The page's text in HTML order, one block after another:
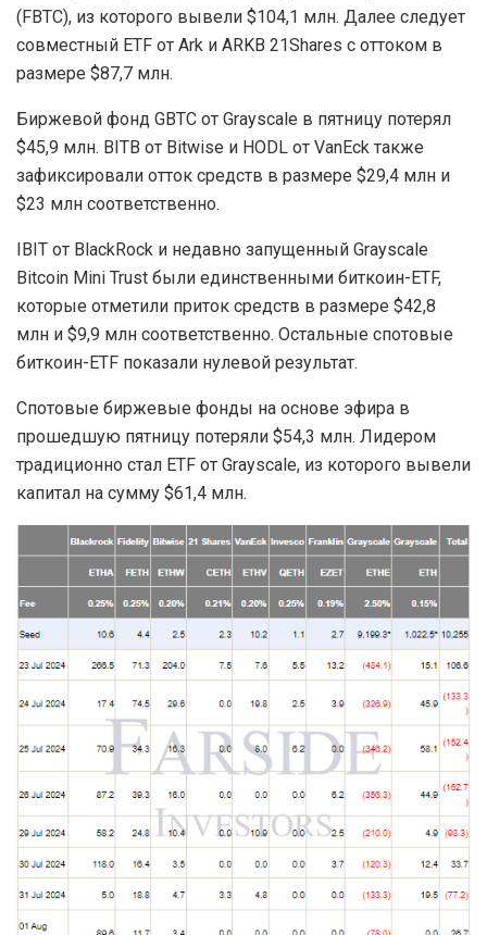
(FBTC), из которого вывели $104,1 млн. Далее следует
совместный ETF от Ark и ARKB 21Shares с оттоком в
размере $87,7 млн.
Биржевой фонд GBTC от Grayscale в пятницу потерял
$45,9 млн. BITB от Bitwise и HODL от VanEck также
зафиксировали отток средств в размере $29,4 млн и
$23 млн соответственно.
IBIT от BlackRock и недавно запущенный Grayscale
Bitcoin Mini Trust были единственными биткоин-ETF,
которые отметили приток средств в размере $42,8
млн и $9,9 млн соответственно. Остальные спотовые
биткоин-ETF показали нулевой результат.
Спотовые биржевые фонды на основе эфира в
прошедшую пятницу потеряли $54,3 млн. Лидером
традиционно стал ETF от Grayscale, из которого вывели
капитал на сумму $61,4 млн.